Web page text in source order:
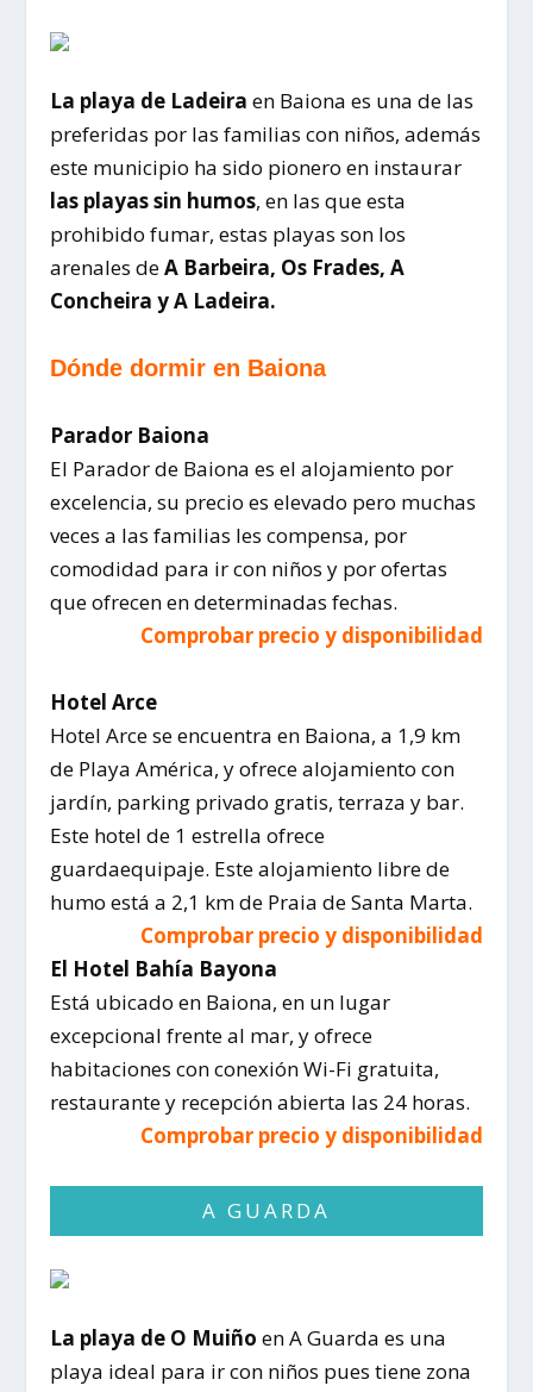
La playa de Ladeira en Baiona es una de las
preferidas por las familias con niños, además
este municipio ha sido pionero en instaurar
las playas sin humos, en las que esta
prohibido fumar, estas playas son los
arenales deA Barbeira, Os Frades, A
Concheira y A Ladeira.
Dónde dormir en Baiona
Parador Baiona
El Parador de Baiona es el alojamiento por
excelencia, su precio es elevado pero muchas
veces a las familias les compensa, por
comodidad para ir con niños y por ofertas
que ofrecen en determinadas fechas.
Comprobar precio y disponibilidad
Hotel Arce
Hotel Arce se encuentra en Baiona, a 1,9 km
de Playa América, y ofrece alojamiento con
jardín, parking privado gratis, terraza y bar.
Este hotel de 1 estrella ofrece
guardaequipaje. Este alojamiento libre de
humo está a 2,1 km de Praia de Santa Marta.
Comprobar precio y disponibilidad
El Hotel Bahía Bayona
Está ubicado en Baiona, en un lugar
excepcional frente al mar, y ofrece
habitaciones con conexión Wi-Fi gratuita,
restaurante y recepción abierta las 24 horas.
Comprobar precio y disponibilidad
A GUARDA
La playa de O Muiñoen A Guarda es una
playa ideal para ir con niños pues tiene zona